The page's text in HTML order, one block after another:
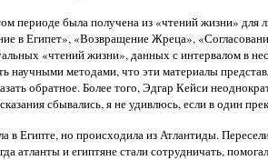
периоде была получена из «чтений жизни» для
в Египет», «Возвращение Жреца»,
«чтений жизни», данных с интервалом в
научными методами, что эти материалы
обратное. Более того, Эдгар Кейси
сбывались, я не удивлюсь, если в один
в Египте, но происходила из Атлантиды.
атланты и египтяне стали сотрудничать,